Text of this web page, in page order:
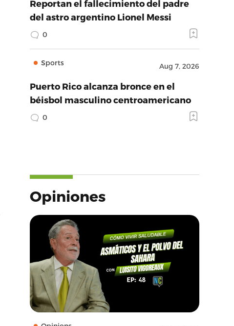
Reportan el fallecimiento del padre
del astro argentino Lionel Messi
0
Sports Aug 7, 2026
Puerto Rico alcanza bronce en el
béisbol masculino centroamericano
0
Opiniones